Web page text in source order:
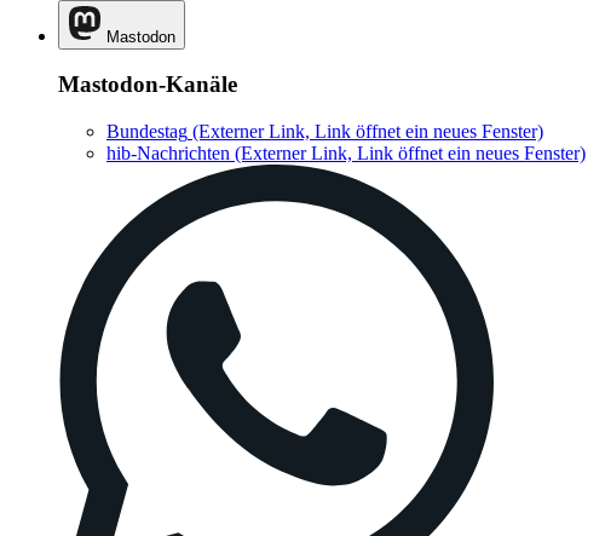
Mastodon
Mastodon-Kanäle
Bundestag (Externer Link, Link öffnet ein neues Fenster)
hib-Nachrichten (Externer Link, Link öffnet ein neues Fenster)